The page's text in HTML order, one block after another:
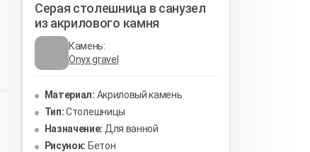
Серая столешница в санузел
из акрилового камня
Камень:
Onyx gravel
Материал: Акриловый камень
Тип:Столешницы
Назначение: Для ванной
Рисунок: Бетон